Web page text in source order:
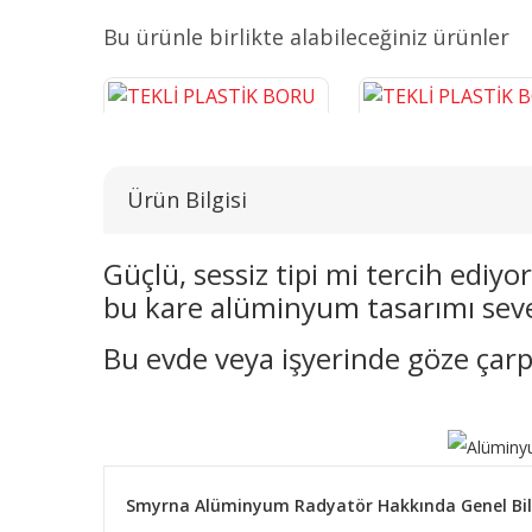
Bu ürünle birlikte alabileceğiniz ürünler
TEKLİ PLASTİK BORU GİZLEME
TEKLİ PLASTİK BORU
38,26 TL
Ürün Bilgisi
Güçlü, sessiz tipi mi tercih
bu kare alüminyum tasarımı
Bu evde veya işyerinde göze
Smyrna Alüminyum Radyatör Hakkında Genel